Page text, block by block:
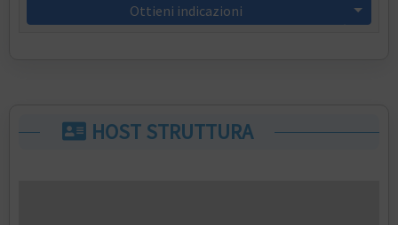
Ottieni indicazioni
HOST STRUTTURA